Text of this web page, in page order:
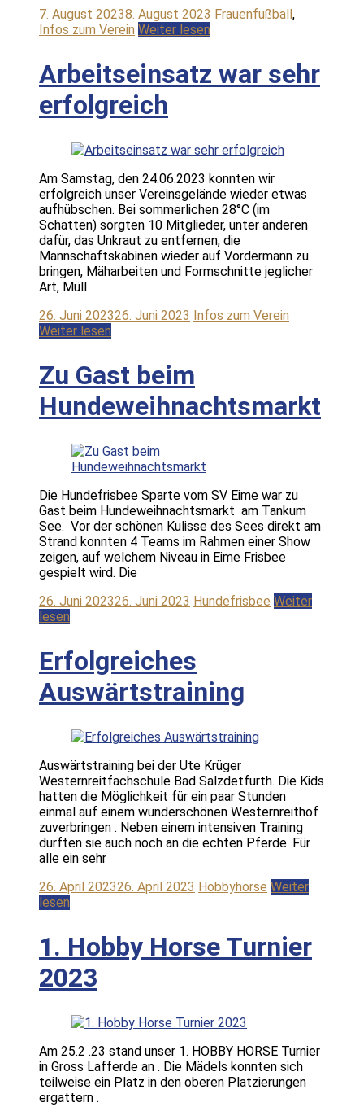
7. August 20238. August 2023 Frauenfußball,
Infos zum Verein Weiter lesen
Arbeitseinsatz war sehr
erfolgreich
Am Samstag, den 24.06.2023 konnten wir
erfolgreich unser Vereinsgelände wieder etwas
aufhübschen. Bei sommerlichen 28°C (im
Schatten) sorgten 10 Mitglieder, unter anderen
dafür, das Unkraut zu entfernen, die
Mannschaftskabinen wieder auf Vordermann zu
bringen, Mäharbeiten und Formschnitte jeglicher
Art, Müll
26. Juni 202326. Juni 2023 Infos zum Verein
Weiter lesen
Zu Gast beim
Hundeweihnachtsmarkt
Die Hundefrisbee Sparte vom SV Eime war zu
Gast beim Hundeweihnachtsmarkt am Tankum
See. Vor der schönen Kulisse des Sees direkt am
Strand konnten 4 Teams im Rahmen einer Show
zeigen, auf welchem Niveau in Eime Frisbee
gespielt wird. Die
26. Juni 202326. Juni 2023 Hundefrisbee Weiter
lesen
Erfolgreiches
Auswärtstraining
Auswärtstraining bei der Ute Krüger
Westernreitfachschule Bad Salzdetfurth. Die Kids
hatten die Möglichkeit für ein paar Stunden
einmal auf einem wunderschönen Westernreithof
zuverbringen . Neben einem intensiven Training
durften sie auch noch an die echten Pferde. Für
alle ein sehr
26. April 202326. April 2023 Hobbyhorse Weiter
lesen
1. Hobby Horse Turnier
2023
Am 25.2 .23 stand unser 1. HOBBY HORSE Turnier
in Gross Lafferde an . Die Mädels konnten sich
teilweise ein Platz in den oberen Platzierungen
ergattern .